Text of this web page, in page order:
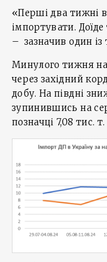
«Перші два тижні
імпортувати. Доїде
– зазначив один із
Минулого тижня
через західний
добу. На півдні
зупинившись на
позначці 7,08 тис. т.